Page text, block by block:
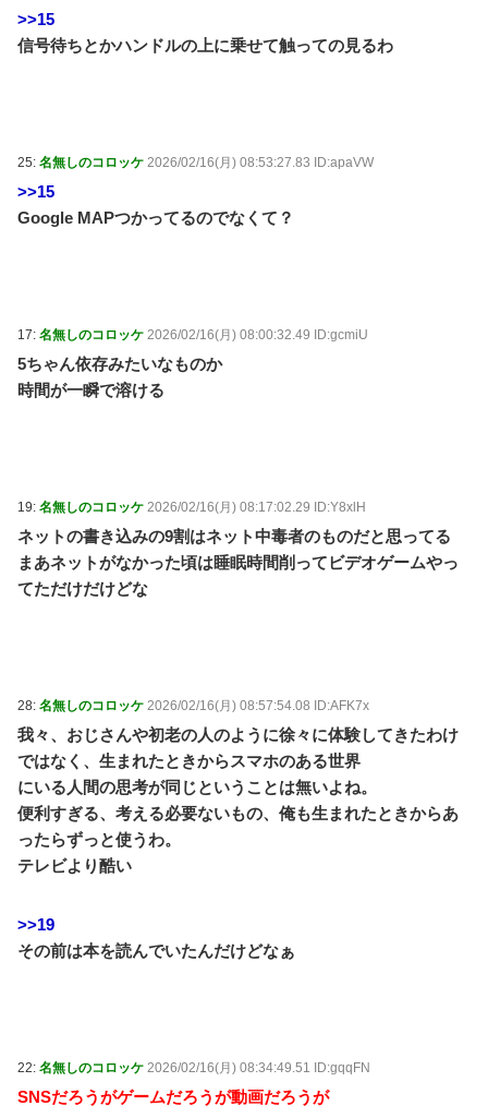
>>15
信号待ちとかハンドルの上に乗せて触っての見るわ
25: 名無しのコロッケ 2026/02/16(月) 08:53:27.83 ID:apaVW
>>15
Google MAPつかってるのでなくて？
17: 名無しのコロッケ 2026/02/16(月) 08:00:32.49 ID:gcmiU
5ちゃん依存みたいなものか
時間が一瞬で溶ける
19: 名無しのコロッケ 2026/02/16(月) 08:17:02.29 ID:Y8xlH
ネットの書き込みの9割はネット中毒者のものだと思ってる
まあネットがなかった頃は睡眠時間削ってビデオゲームやっ
てただけだけどな
28: 名無しのコロッケ 2026/02/16(月) 08:57:54.08 ID:AFK7x
我々、おじさんや初老の人のように徐々に体験してきたわけ
ではなく、生まれたときからスマホのある世界
にいる人間の思考が同じということは無いよね。
便利すぎる、考える必要ないもの、俺も生まれたときからあ
ったらずっと使うわ。
テレビより酷い
>>19
その前は本を読んでいたんだけどなぁ
22: 名無しのコロッケ 2026/02/16(月) 08:34:49.51 ID:gqqFN
SNSだろうがゲームだろうが動画だろうが